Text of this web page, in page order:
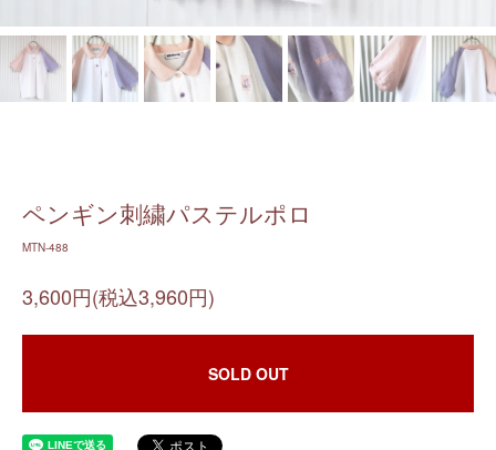
ペンギン刺繍パステルポロ
MTN-488
3,600円(税込3,960円)
SOLD OUT